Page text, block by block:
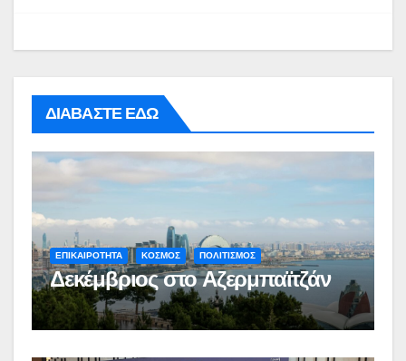
ΔΙΑΒΑΣΤΕ ΕΔΩ
ΕΠΙΚΑΙΡΟΤΗΤΑ ΚΟΣΜΟΣ ΠΟΛΙΤΙΣΜΟΣ
Δεκέμβριος στο Αζερμπαϊτζάν